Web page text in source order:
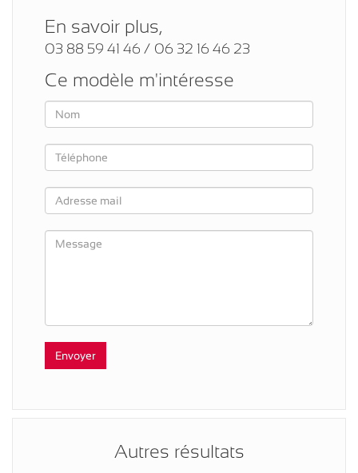
En savoir plus,
03 88 59 41 46 / 06 32 16 46 23
Ce modèle m'intéresse
Autres résultats